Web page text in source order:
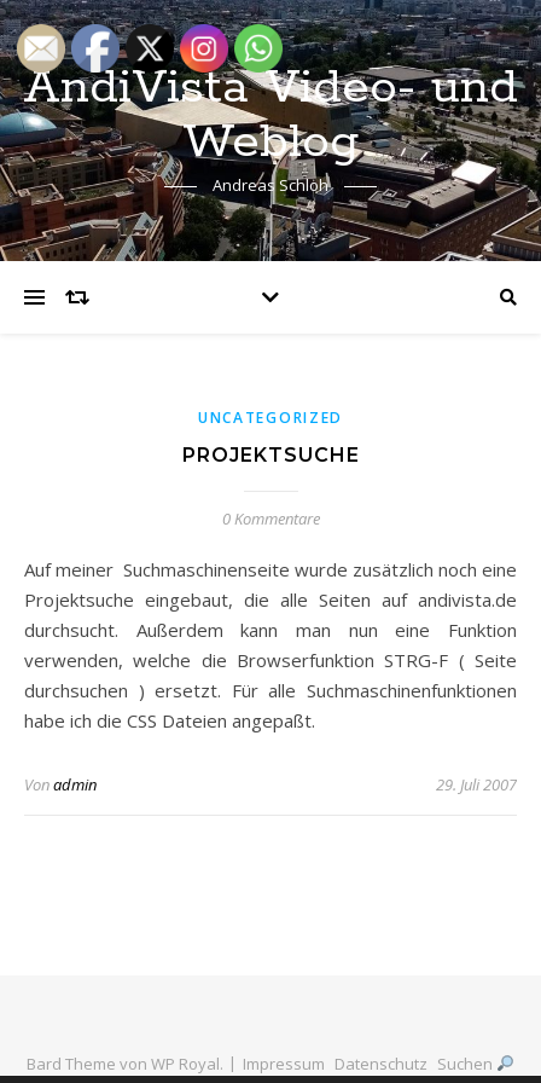
AndiVista Video- und
Weblog
Andreas Schloh
UNCATEGORIZED
PROJEKTSUCHE
0 Kommentare
Auf meiner Suchmaschinenseite wurde zusätzlich noch eine
Projektsuche eingebaut, die alle Seiten auf andivista.de
durchsucht. Außerdem kann man nun eine Funktion
verwenden, welche die Browserfunktion STRG-F ( Seite
durchsuchen ) ersetzt. Für alle Suchmaschinenfunktionen
habe ich die CSS Dateien angepaßt.
Vonadmin 29. Juli 2007
Bard Theme vonWP Royal. Impressum Datenschutz Suchen